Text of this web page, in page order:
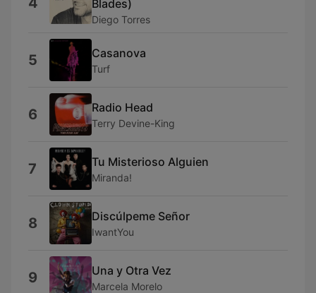
Blades)
Diego Torres
5 Casanova
Turf
6 Radio Head
Terry Devine-King
7 Tu Misterioso Alguien
Miranda!
8 Discúlpeme Señor
IwantYou
9 Una y Otra Vez
Marcela Morelo